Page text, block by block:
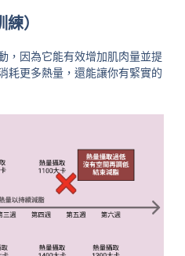
）
，因為它能有效增加肌肉量並提
耗更多熱量，還能讓你有緊實的